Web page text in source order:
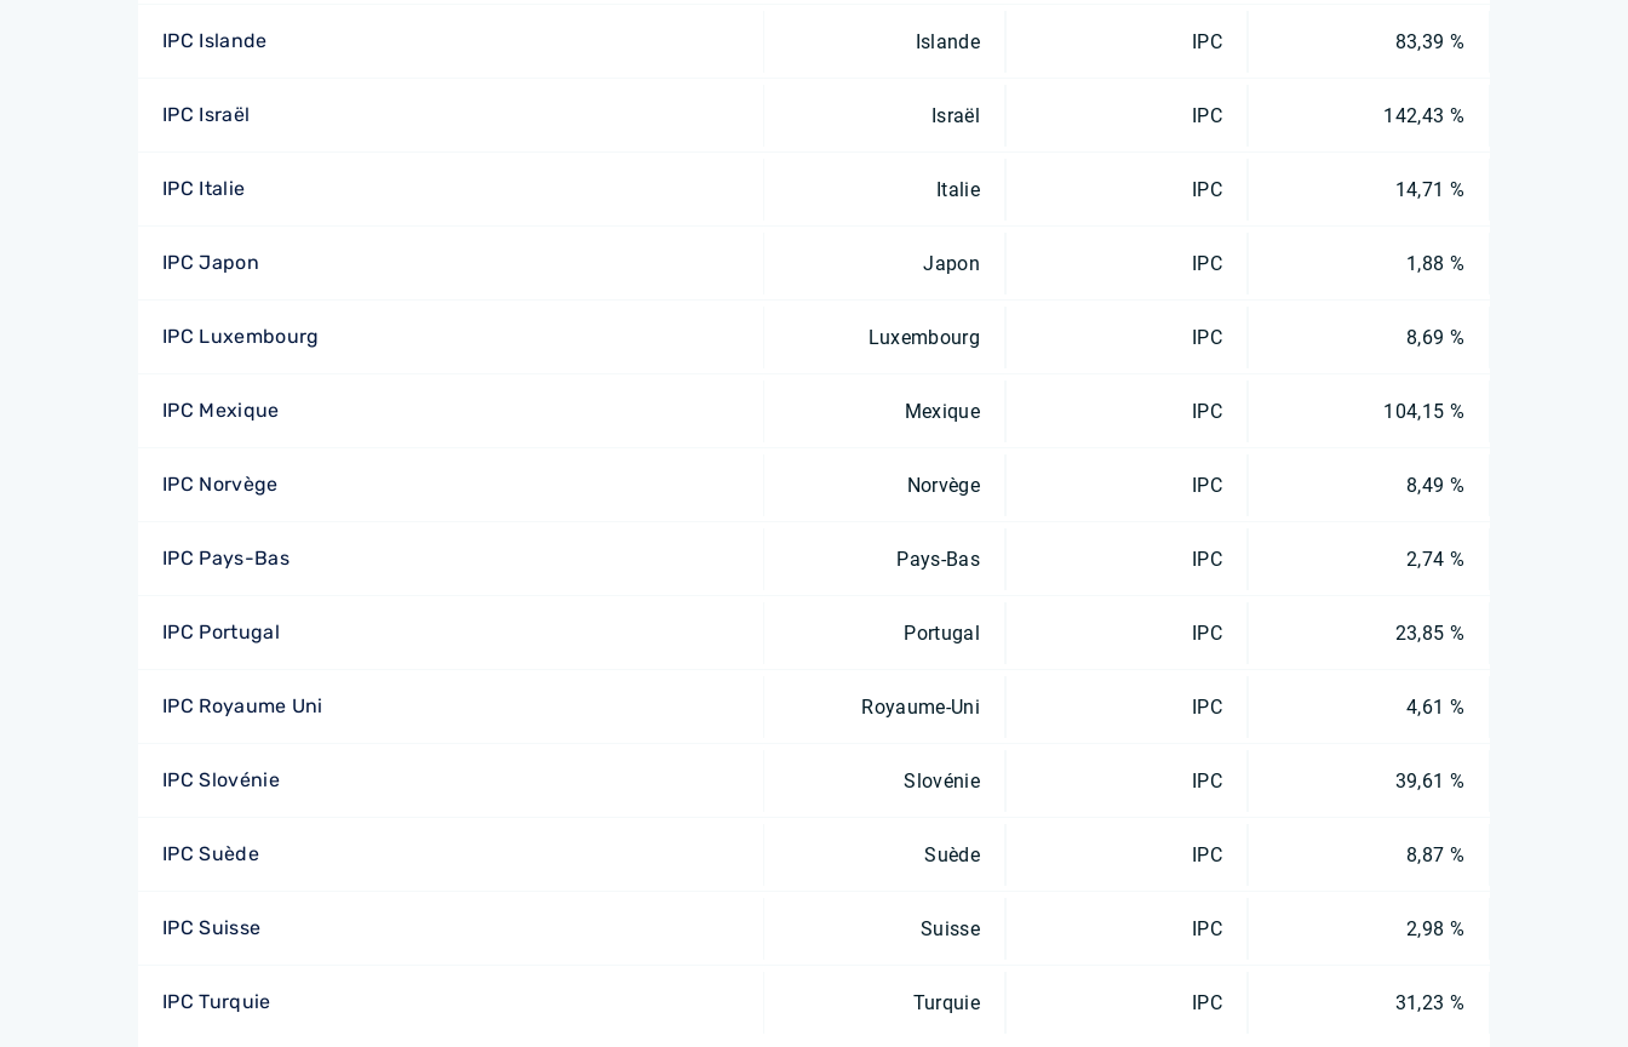
IPC Islande Islande IPC 83,39 %
IPC Israël Israël IPC 142,43 %
IPC Italie Italie IPC 14,71 %
IPC Japon Japon IPC 1,88 %
IPC Luxembourg Luxembourg IPC 8,69 %
IPC Mexique Mexique IPC 104,15 %
IPC Norvège Norvège IPC 8,49 %
IPC Pays-Bas Pays-Bas IPC 2,74 %
IPC Portugal Portugal IPC 23,85 %
IPC Royaume Uni Royaume-Uni IPC 4,61 %
IPC Slovénie Slovénie IPC 39,61 %
IPC Suède Suède IPC 8,87 %
IPC Suisse Suisse IPC 2,98 %
IPC Turquie Turquie IPC 31,23 %